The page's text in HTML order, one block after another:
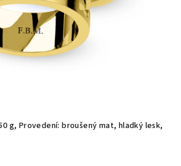
g, Provedení: broušený mat, hladký lesk,